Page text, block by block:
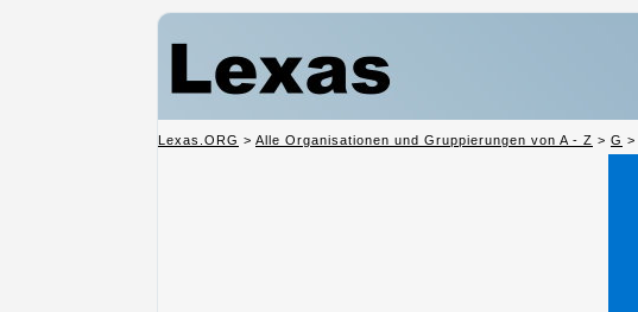
Lexas.ORG > Alle Organisationen und Gruppierungen von A - Z > G >